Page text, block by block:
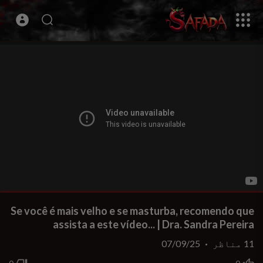
Se você é mais velho e se masturba, recomendo que
assista a este vídeo... | Dra. Sandra Pereira
11 مناظر ·
07/09/25